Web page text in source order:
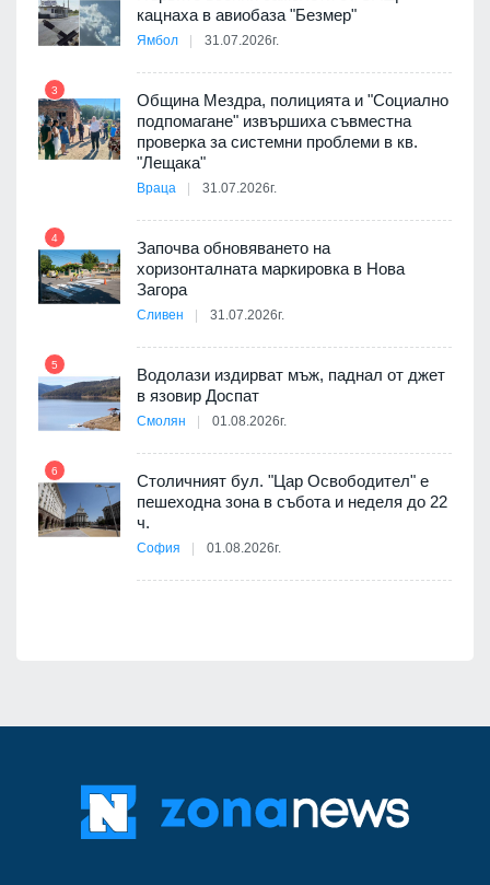
кацнаха в авиобаза "Безмер"
Ямбол 31.07.2026г.
3
Община Мездра, полицията и "Социално
подпомагане" извършиха съвместна
проверка за системни проблеми в кв.
"Лещака"
Враца 31.07.2026г.
4
Започва обновяването на
хоризонталната маркировка в Нова
Загора
Сливен 31.07.2026г.
5
Водолази издирват мъж, паднал от джет
в язовир Доспат
Смолян 01.08.2026г.
6
Столичният бул. "Цар Освободител" е
пешеходна зона в събота и неделя до 22
ч.
София 01.08.2026г.